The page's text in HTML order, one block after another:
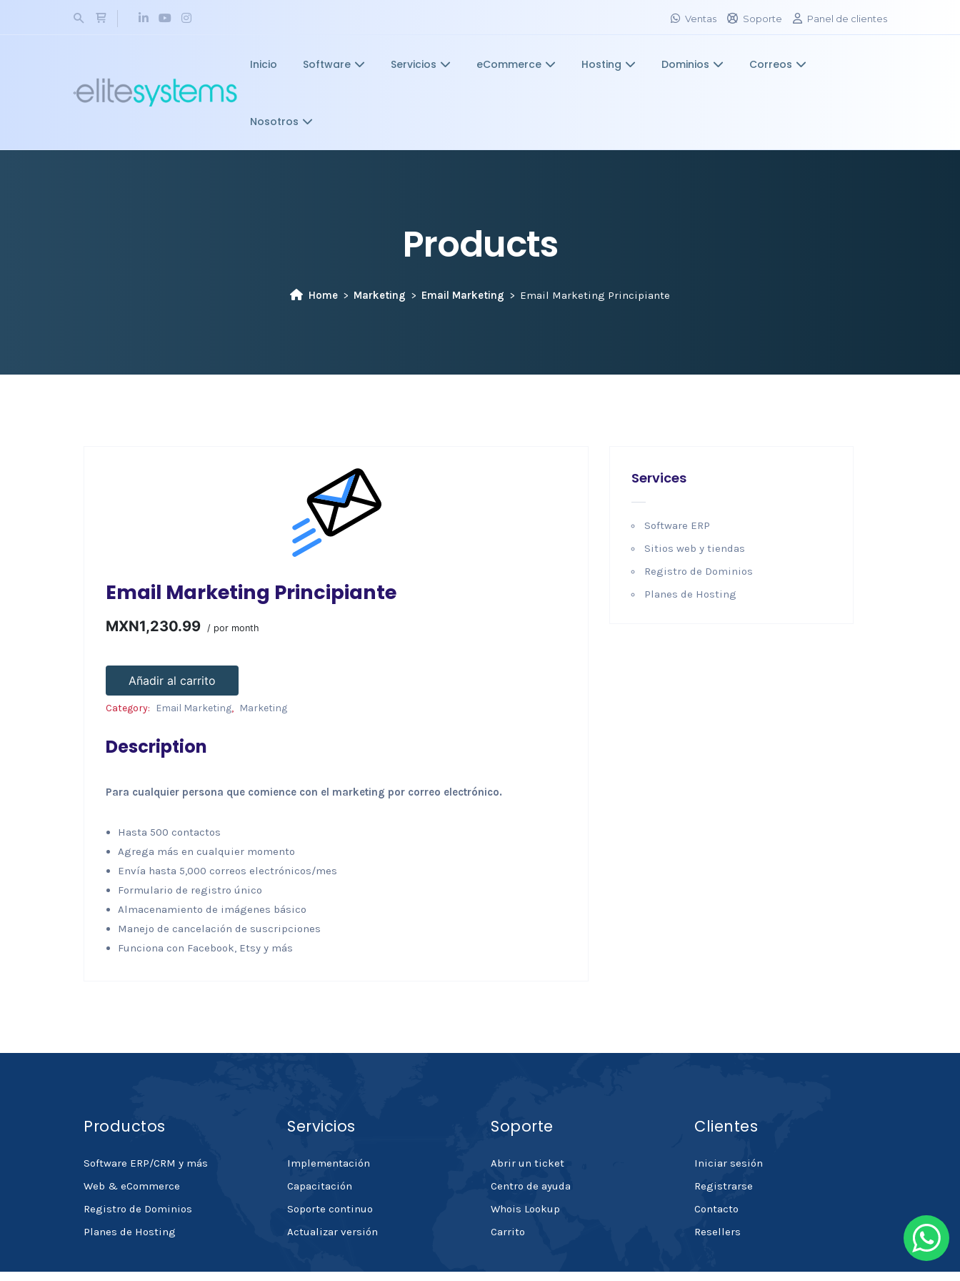
Ventas Soporte Panel de clientes
Inicio Software Servicios eCommerce Hosting Dominios Correos
Nosotros
Products
Home Marketing Email Marketing Email Marketing Principiante
Email Marketing Principiante
MXN1,230.99 / por month
Añadir al carrito
Category: Email Marketing, Marketing
Description
Para cualquier persona que comience con el marketing por correo electrónico.
Hasta 500 contactos
Agrega más en cualquier momento
Envía hasta 5,000 correos electrónicos/mes
Formulario de registro único
Almacenamiento de imágenes básico
Manejo de cancelación de suscripciones
Funciona con Facebook, Etsy y más
Services
Software ERP
Sitios web y tiendas
Registro de Dominios
Planes de Hosting
Productos
Software ERP/CRM y más
Web & eCommerce
Registro de Dominios
Planes de Hosting
Servicios
Implementación
Capacitación
Soporte continuo
Actualizar versión
Soporte
Abrir un ticket
Centro de ayuda
Whois Lookup
Carrito
Clientes
Iniciar sesión
Registrarse
Contacto
Resellers